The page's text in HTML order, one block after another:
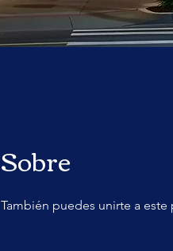
Sobre
También puedes unirte a